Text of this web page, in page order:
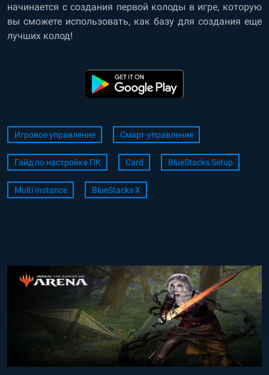
начинается с создания первой колоды в игре, которую
вы сможете использовать, как базу для создания еще
лучших колод!
Игровое управление Смарт-управление
Гайд по настройке ПК Card BlueStacks Setup
Multi Instance BlueStacks X